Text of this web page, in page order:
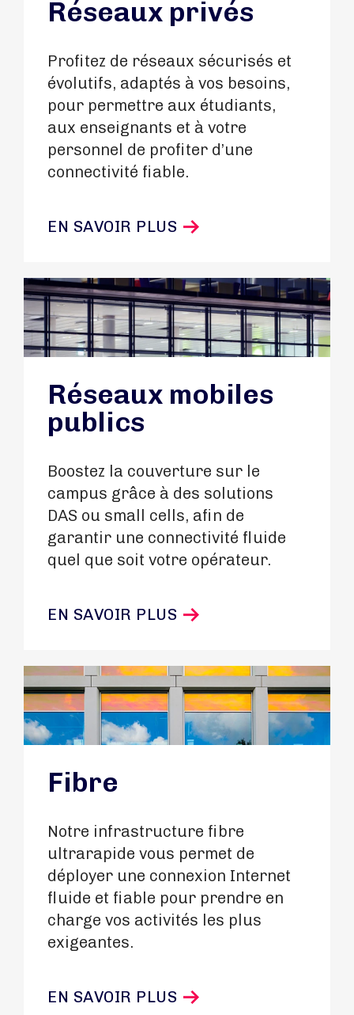
Réseaux privés
Profitez de réseaux sécurisés et
évolutifs, adaptés à vos besoins,
pour permettre aux étudiants,
aux enseignants et à votre
personnel de profiter d’une
connectivité fiable.
EN SAVOIR PLUS
Réseaux mobiles
publics
Boostez la couverture sur le
campus grâce à des solutions
DAS ou small cells, afin de
garantir une connectivité fluide
quel que soit votre opérateur.
EN SAVOIR PLUS
Fibre
Notre infrastructure fibre
ultrarapide vous permet de
déployer une connexion Internet
fluide et fiable pour prendre en
charge vos activités les plus
exigeantes.
EN SAVOIR PLUS